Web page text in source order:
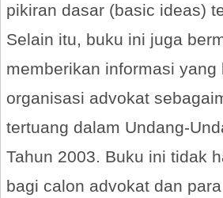
pikiran dasar (basic ideas)
Selain itu, buku ini juga
memberikan informasi yang
organisasi advokat
tertuang dalam Undang-
Tahun 2003. Buku ini tidak
bagi calon advokat dan